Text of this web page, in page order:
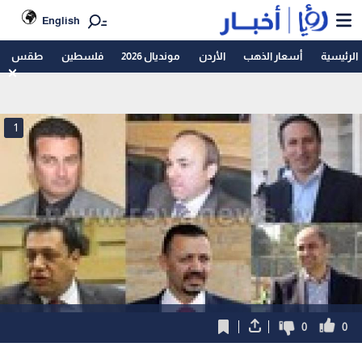
English
الرئيسية أسعار الذهب الأردن مونديال 2026 فلسطين طقس
1
0
0